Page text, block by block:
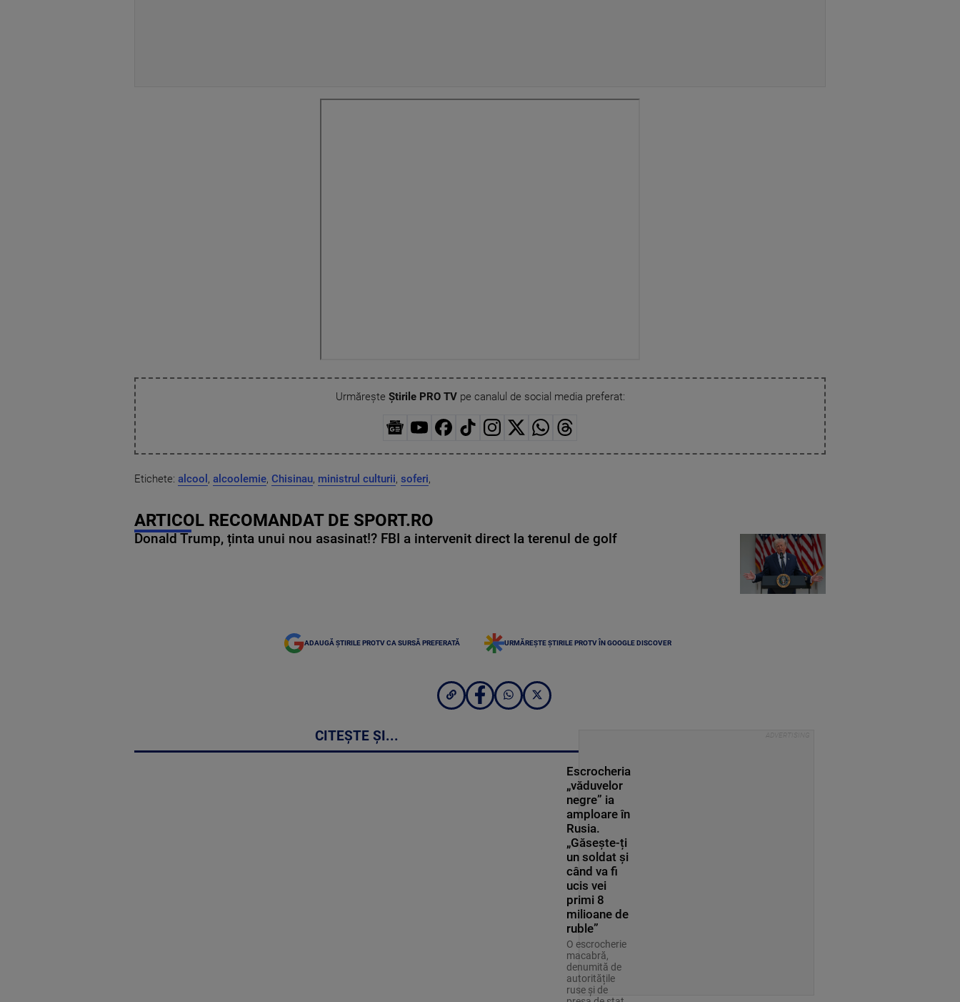
Urmărește Știrile PRO TVpe canalul de social media preferat:
Etichete: alcool , alcoolemie, Chisinau, ministrul culturii, soferi,
ARTICOL RECOMANDAT DE SPORT.RO
Donald Trump, ținta unui nou asasinat!? FBI a intervenit direct la terenul de golf
ADAUGĂ ȘTIRILE PROTV CA SURSĂ PREFERATĂ URMĂREȘTE ȘTIRILE PROTV ÎN GOOGLE DISCOVER
CITEȘTE ȘI...
Escrocheria
„văduvelor
negre” ia
amploare în
Rusia.
„Găsește-ți
un soldat și
când va fi
ucis vei
primi 8
milioane de
ruble”
O escrocherie
macabră,
denumită de
autoritățile
ruse și de